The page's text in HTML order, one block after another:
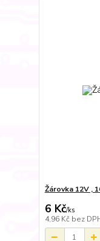
Žárovka 12V ,
6 Kč/ks
4,96 Kč bez